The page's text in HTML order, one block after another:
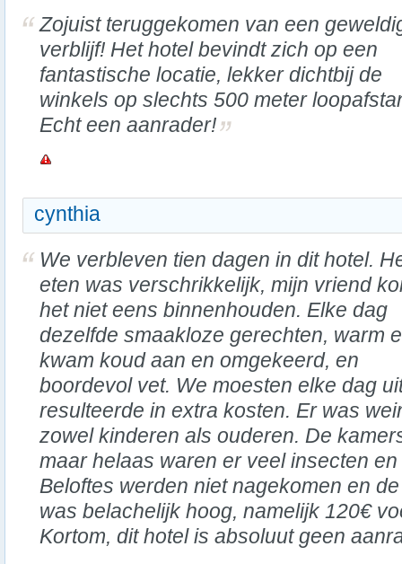
Zojuist teruggekomen van een
verblijf! Het hotel bevindt zich op een
fantastische locatie, lekker dichtbij de
winkels op slechts 500 meter
Echt een aanrader!
cynthia
We verbleven tien dagen in dit hotel.
eten was verschrikkelijk, mijn vriend
het niet eens binnenhouden. Elke dag
dezelfde smaakloze gerechten, warm
kwam koud aan en omgekeerd, en
boordevol vet. We moesten elke dag
resulteerde in extra kosten. Er was
zowel kinderen als ouderen. De
maar helaas waren er veel insecten
Beloftes werden niet nagekomen en
was belachelijk hoog, namelijk 120€
Kortom, dit hotel is absoluut geen